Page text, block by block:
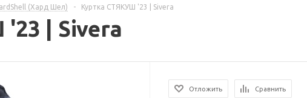
(Хард Шел) - Куртка СТЯКУШ '23 | Sivera
| Sivera
Отложить Сравнить